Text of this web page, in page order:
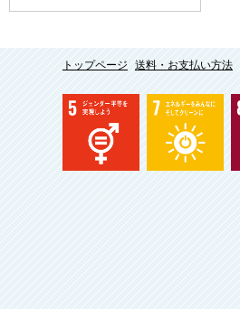
トップページ 送料・お支払い方法